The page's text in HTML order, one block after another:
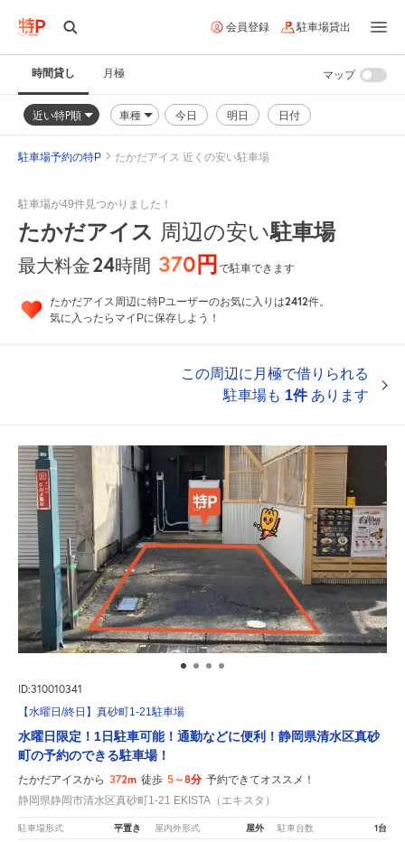
会員登録 駐車場貸出
時間貸し 月極
近い特P順 車種 今日 明日 日付
マップ
駐車場予約の特P たかだアイス 近くの安い駐車場
駐車場が49件見つかりました！
たかだアイス 周辺の安い駐車場
最大料金24時間 370円で駐車できます
たかだアイス周辺に特Pユーザーのお気に入りは2412件。
気に入ったらマイPに保存しよう！
この周辺に月極で借りられる
駐車場も 1件あります
ID:310010341
【水曜日/終日】真砂町1-21駐車場
水曜日限定！1日駐車可能！通勤などに便利！静岡県清水区真砂
町の予約のできる駐車場！
たかだアイスから 372m 徒歩 5～8分 予約できてオススメ！
静岡県静岡市清水区真砂町1-21 EKISTA（エキスタ）
駐車場形式 平置き 屋内外形式 屋外 駐車台数 1台